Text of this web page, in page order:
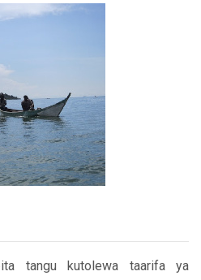
tangu kutolewa taarifa ya